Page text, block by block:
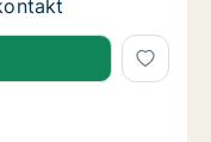
Klarup
Gribskov